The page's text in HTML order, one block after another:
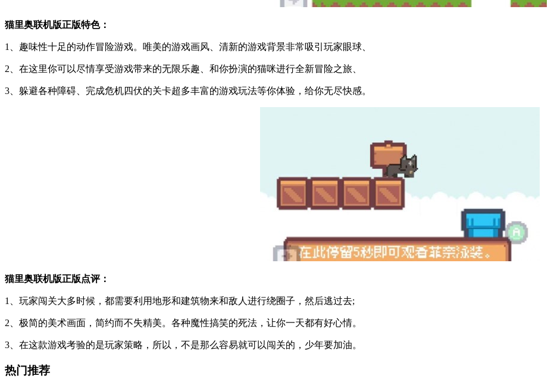
猫里奥联机版正版特色：
1、趣味性十足的动作冒险游戏。唯美的游戏画风、清新的游戏背景非常吸引玩家眼球、
2、在这里你可以尽情享受游戏带来的无限乐趣、和你扮演的猫咪进行全新冒险之旅、
3、躲避各种障碍、完成危机四伏的关卡超多丰富的游戏玩法等你体验，给你无尽快感。
猫里奥联机版正版点评：
1、玩家闯关大多时候，都需要利用地形和建筑物来和敌人进行绕圈子，然后逃过去;
2、极简的美术画面，简约而不失精美。各种魔性搞笑的死法，让你一天都有好心情。
3、在这款游戏考验的是玩家策略，所以，不是那么容易就可以闯关的，少年要加油。
热门推荐